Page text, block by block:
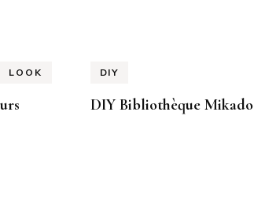
LOOK DIY
DIY Bibliothèque Mikado